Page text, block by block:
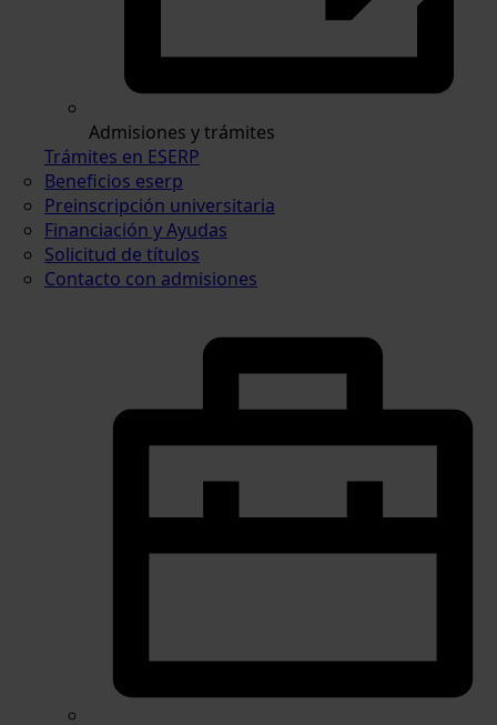
Admisiones y trámites
Trámites en ESERP
Beneficios eserp
Preinscripción universitaria
Financiación y Ayudas
Solicitud de títulos
Contacto con admisiones